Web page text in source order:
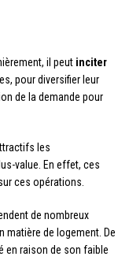
il peut inciter
pour diversifier leur
de la demande pour
les
value. En effet, ces
ces opérations.
de nombreux
de logement. De
en raison de son faible